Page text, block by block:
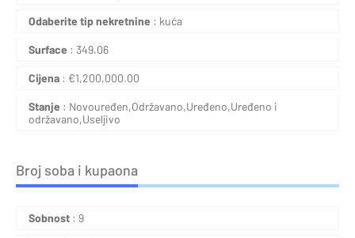
Odaberite tip nekretnine : kuća
Surface : 349.06
Cijena : €1,200,000.00
Stanje : Novouređen,Održavano,Uređeno,Uređeno i
održavano,Useljivo
Broj soba i kupaona
Sobnost : 9